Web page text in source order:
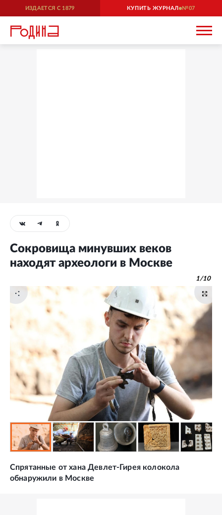
ИЗДАЕТСЯ С 1879 КУПИТЬ ЖУРНАЛ 07
Сокровища минувших веков
находят археологи в Москве
1/10
Спрятанные от хана Девлет-Гирея колокола
обнаружили в Москве